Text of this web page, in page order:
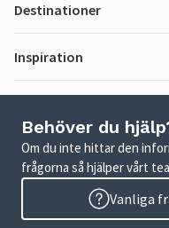
Destinationer
Inspiration
Behöver du
Om du inte hittar den
frågorna så hjälper vårt
Vanliga